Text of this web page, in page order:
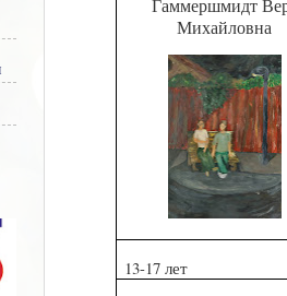
Гаммершмидт
Михайловна
13-17 лет